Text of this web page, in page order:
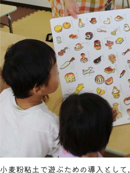
小麦粉粘土で遊ぶための導入とし